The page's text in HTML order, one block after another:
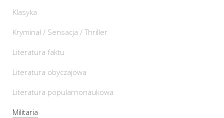
Klasyka
Kryminał / Sensacja / Thriller
Literatura faktu
Literatura obyczajowa
Literatura popularnonaukowa
Militaria